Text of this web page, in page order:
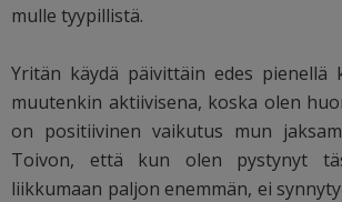
mulle tyypillistä.
Yritän käydä päivittäin edes pienellä
muutenkin aktiivisena, koska olen
on positiivinen vaikutus mun
Toivon, että kun olen pystynyt
liikkumaan paljon enemmän, ei